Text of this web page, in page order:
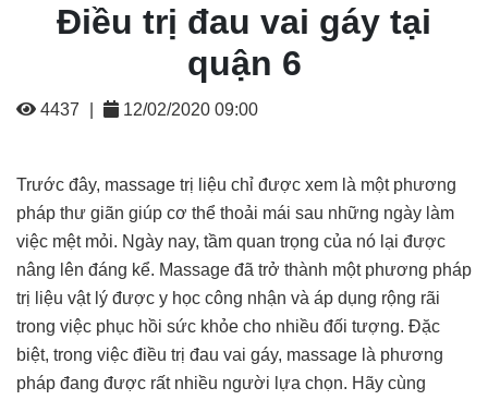
Điều trị đau vai gáy tại
quận 6
4437 12/02/2020 09:00
Trước đây, massage trị liệu chỉ được xem là một phương
pháp thư giãn giúp cơ thể thoải mái sau những ngày làm
việc mệt mỏi. Ngày nay, tầm quan trọng của nó lại được
nâng lên đáng kể. Massage đã trở thành một phương pháp
trị liệu vật lý được y học công nhận và áp dụng rộng rãi
trong việc phục hồi sức khỏe cho nhiều đối tượng. Đặc
biệt, trong việc điều trị đau vai gáy, massage là phương
pháp đang được rất nhiều người lựa chọn. Hãy cùng